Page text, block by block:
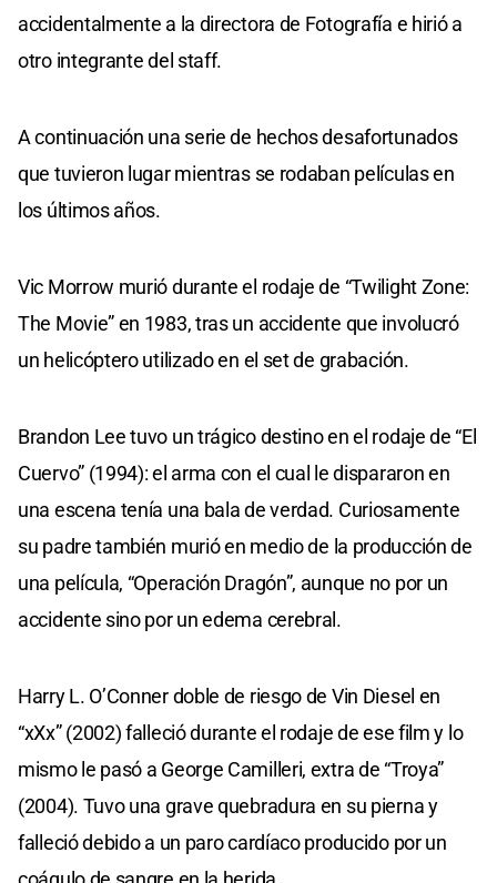
accidentalmente a la directora de Fotografía e hirió a
otro integrante del staff.
A continuación una serie de hechos desafortunados
que tuvieron lugar mientras se rodaban películas en
los últimos años.
Vic Morrow murió durante el rodaje de “Twilight Zone:
The Movie” en 1983, tras un accidente que involucró
un helicóptero utilizado en el set de grabación.
Brandon Lee tuvo un trágico destino en el rodaje de “El
Cuervo” (1994): el arma con el cual le dispararon en
una escena tenía una bala de verdad. Curiosamente
su padre también murió en medio de la producción de
una película, “Operación Dragón”, aunque no por un
accidente sino por un edema cerebral.
Harry L. O’Conner doble de riesgo de Vin Diesel en
“xXx” (2002) falleció durante el rodaje de ese film y lo
mismo le pasó a George Camilleri, extra de “Troya”
(2004). Tuvo una grave quebradura en su pierna y
falleció debido a un paro cardíaco producido por un